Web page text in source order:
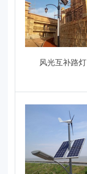
风光互补路灯